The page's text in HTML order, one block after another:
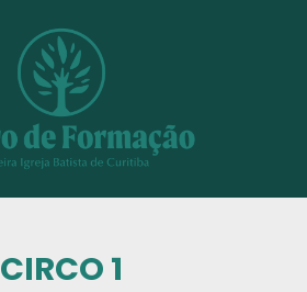
CIRCO 1